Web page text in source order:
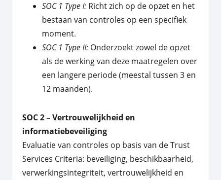
SOC 1 Type I: Richt zich op de opzet en het
bestaan van controles op een specifiek
moment.
SOC 1 Type II: Onderzoekt zowel de opzet
als de werking van deze maatregelen over
een langere periode (meestal tussen 3 en
12 maanden).
SOC 2 – Vertrouwelijkheid en
informatiebeveiliging
Evaluatie van controles op basis van de Trust
Services Criteria: beveiliging, beschikbaarheid,
verwerkingsintegriteit, vertrouwelijkheid en